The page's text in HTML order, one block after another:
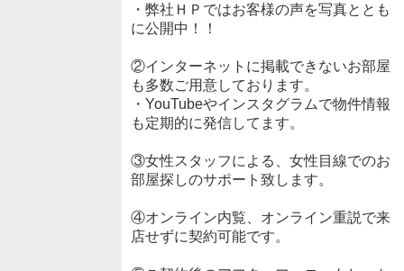
・弊社ＨＰではお客様の声を写真ととも
に公開中！！
②インターネットに掲載できないお部屋
も多数ご用意しております。
・YouTubeやインスタグラムで物件情報
も定期的に発信してます。
③女性スタッフによる、女性目線でのお
部屋探しのサポート致します。
④オンライン内覧、オンライン重説で来
店せずに契約可能です。